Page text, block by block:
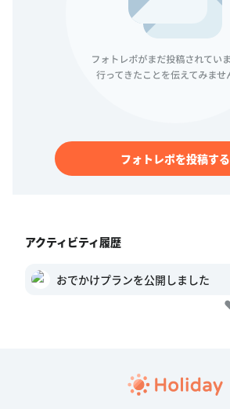
フォトレポを投稿する
アクティビティ履歴
おでかけプランを公開しました